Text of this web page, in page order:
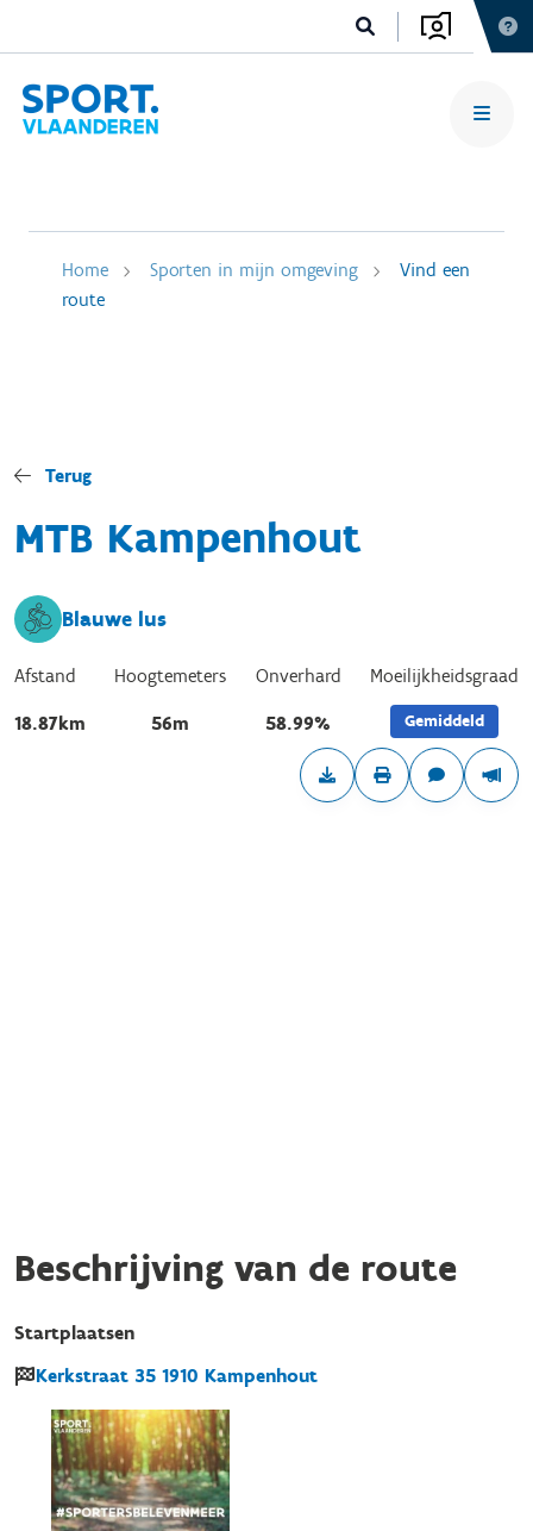
Home Sporten in mijn omgeving
Vind een
route
Terug
MTB Kampenhout
Blauwe lus
Afstand
18.87km
Hoogtemeters
56m
Onverhard
58.99%
Moeilijkheidsgraad
Gemiddeld
Beschrijving van de route
Startplaatsen
Kerkstraat 35 1910 Kampenhout